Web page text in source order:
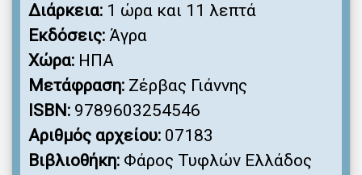
Διάρκεια: 1 ώρα και 11 λεπτά
Εκδόσεις: Άγρα
Χώρα: ΗΠΑ
Μετάφραση: Ζέρβας Γιάννης
ISBN: 9789603254546
Αριθμός αρχείου: 07183
Βιβλιοθήκη: Φάρος Τυφλών Ελλάδος